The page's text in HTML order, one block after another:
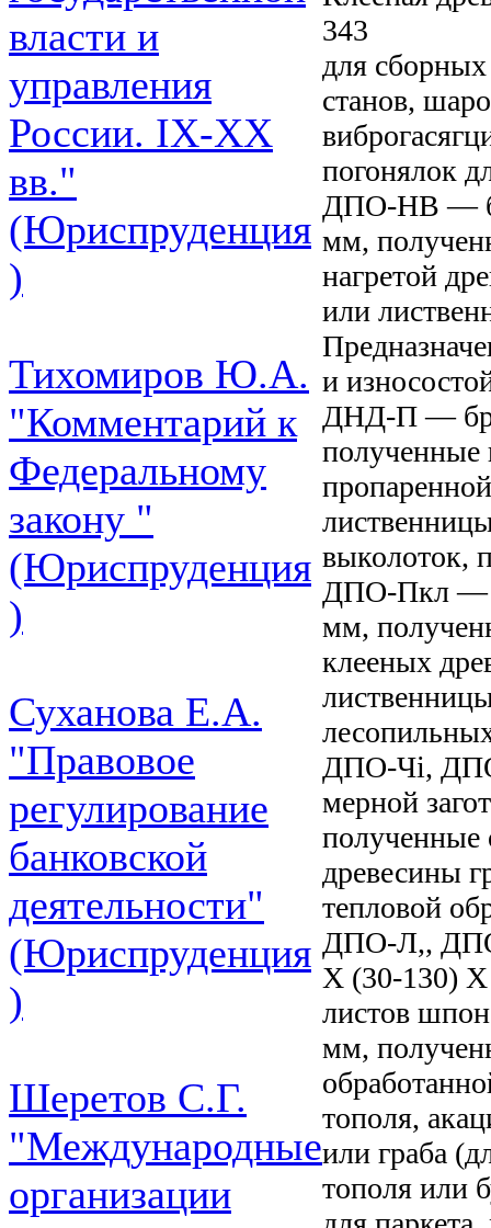
власти и
управления
России. IХ-ХХ
вв."
(Юриспруденция
)
Тихомиров Ю.А.
"Комментарий к
Федеральному
закону "
(Юриспруденция
)
Суханова Е.А.
"Правовое
регулирование
банковской
деятельности"
(Юриспруденция
)
Шеретов С.Г.
"Международные
организации
343
для
станов,
погонялок
ДПО-НВ —
мм,
нагретой
или
и
ДНД-П —
полученные
выколоток,
ДПО-Пкл —
мм,
клееных
ДПО-Чі,
мерной
полученные
древесины
тепловой
ДПО-Л,,
X (30-130)
листов
мм,
тополя,
или граба
тополя или